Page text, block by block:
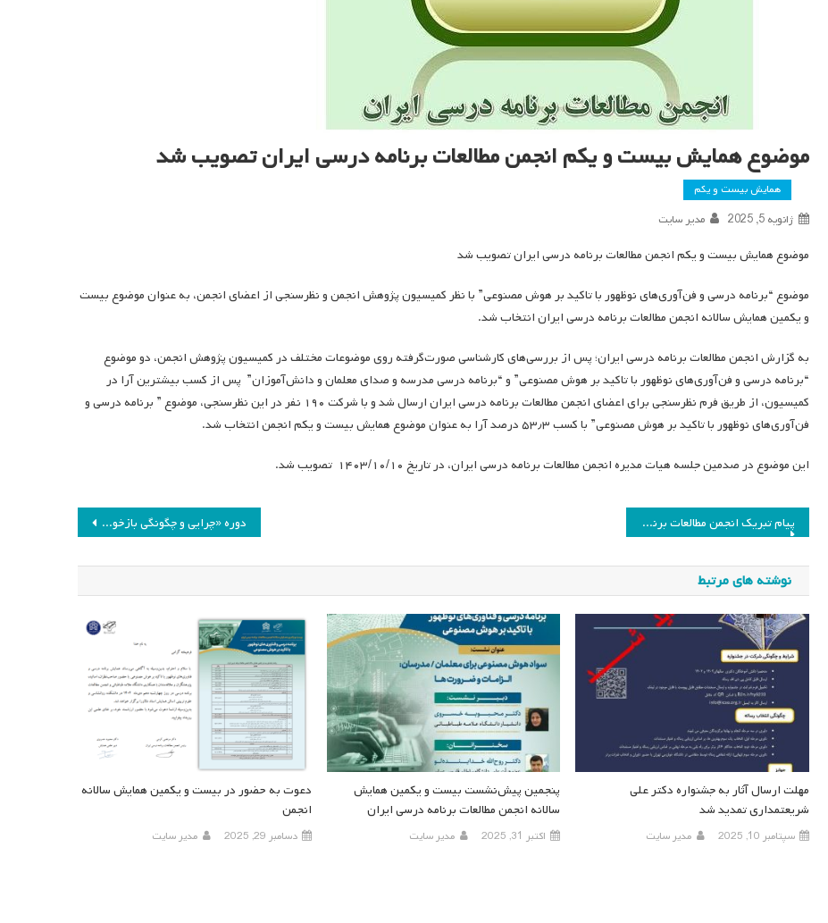
موضوع همایش بیست و یکم انجمن مطالعات برنامه درسی ایران تصویب شد
همایش بیست و یکم
ژانویه 5, 2025 مدیر سایت
موضوع همایش بیست و یکم انجمن مطالعات برنامه درسی ایران تصویب شد
موضوع “برنامه درسی و فن‌آوری‌های نوظهور با تاکید بر هوش مصنوعی” با نظر کمیسیون پژوهش انجمن و نظرسنجی از اعضای انجمن، به عنوان موضوع بیست
و یکمین همایش سالانه انجمن مطالعات برنامه درسی ایران انتخاب شد.
به گزارش انجمن مطالعات برنامه درسی ایران؛ پس از بررسی‌های کارشناسی صورت‌گرفته روی موضوعات مختلف در کمیسیون پژوهش انجمن، دو موضوع
“برنامه درسی و فن‌آوری‌های نوظهور با تاکید بر هوش مصنوعی” و “برنامه درسی مدرسه و صدای معلمان و دانش‌آموزان” پس از کسب بیشترین آرا در
کمیسیون، از طریق فرم نظرسنجی برای اعضای انجمن مطالعات برنامه درسی ایران ارسال شد و با شرکت ۱۹۰ نفر در این نظرسنجی، موضوع ” برنامه درسی و
فن‌آوری‌های نوظهور با تاکید بر هوش مصنوعی” با کسب ۵۳٫۳ درصد آرا به عنوان موضوع همایش بیست و یکم انجمن انتخاب شد.
این موضوع در صدمین جلسه هیات مدیره انجمن مطالعات برنامه درسی ایران، در تاریخ ۱۴۰۳/۱۰/۱۰ تصویب شد.
راهبری
نوشته
دوره «چرایی و چگونگی بازخوردنویسی» پیام تبریک انجمن مطالعات برنامه درسی ایران به آقای دکتر مهدی محمدی
نوشته های مرتبط
دعوت به حضور در بیست و یکمین همایش سالانه
انجمن
دسامبر 29, 2025 مدیر سایت
پنجمین پیش‌نشست بیست و یکمین همایش
سالانه انجمن مطالعات برنامه درسی ایران
اکتبر 31, 2025 مدیر سایت
مهلت ارسال آثار به جشنواره دکتر علی
شریعتمداری تمدید شد
سپتامبر 10, 2025 مدیر سایت